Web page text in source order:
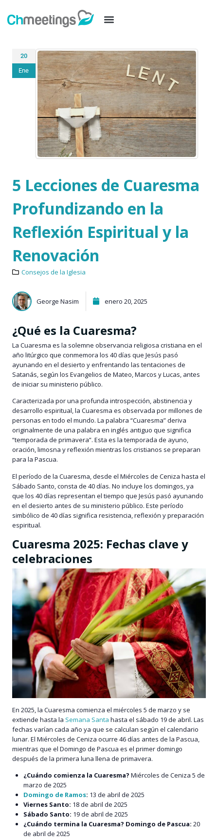
20
Ene
5 Lecciones de Cuaresma
Profundizando en la
Reflexión Espiritual y la
Renovación
Consejos de la Iglesia
George Nasim enero 20, 2025
¿Qué es la Cuaresma?
La Cuaresma es la solemne observancia religiosa cristiana en el
año litúrgico que conmemora los 40 días que Jesús pasó
ayunando en el desierto y enfrentando las tentaciones de
Satanás, según los Evangelios de Mateo, Marcos y Lucas, antes
de iniciar su ministerio público.
Caracterizada por una profunda introspección, abstinencia y
desarrollo espiritual, la Cuaresma es observada por millones de
personas en todo el mundo. La palabra “Cuaresma” deriva
originalmente de una palabra en inglés antiguo que significa
“temporada de primavera”. Esta es la temporada de ayuno,
oración, limosna y reflexión mientras los cristianos se preparan
para la Pascua.
El período de la Cuaresma, desde el Miércoles de Ceniza hasta el
Sábado Santo, consta de 40 días. No incluye los domingos, ya
que los 40 días representan el tiempo que Jesús pasó ayunando
en el desierto antes de su ministerio público. Este período
simbólico de 40 días significa resistencia, reflexión y preparación
espiritual.
Cuaresma 2025: Fechas clave y
celebraciones
En 2025, la Cuaresma comienza el miércoles 5 de marzo y se
extiende hasta la Semana Santa hasta el sábado 19 de abril. Las
fechas varían cada año ya que se calculan según el calendario
lunar. El Miércoles de Ceniza ocurre 46 días antes de la Pascua,
mientras que el Domingo de Pascua es el primer domingo
después de la primera luna llena de primavera.
¿Cuándo comienza la Cuaresma?Miércoles de Ceniza 5 de
marzo de 2025
Domingo de Ramos: 13 de abril de 2025
Viernes Santo: 18 de abril de 2025
Sábado Santo: 19 de abril de 2025
¿Cuándo termina la Cuaresma? Domingo de Pascua: 20
de abril de 2025